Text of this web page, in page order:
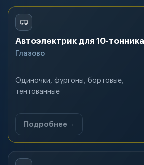
Автоэлектрик для 10-тонника
Глазово
Одиночки, фургоны, бортовые,
тентованные
Подробнее